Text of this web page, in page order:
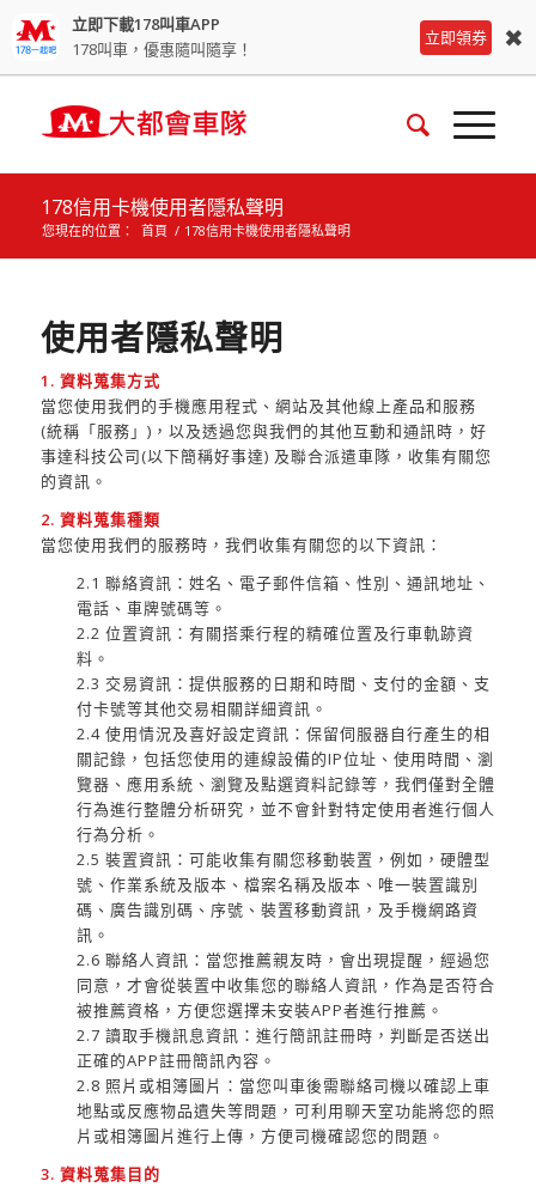
立即下載178叫車APP
178叫車，優惠隨叫隨享！
立即領券 ✖
178信用卡機使用者隱私聲明
您現在的位置： 首頁 / 178信用卡機使用者隱私聲明
使用者隱私聲明
1. 資料蒐集方式
當您使用我們的手機應用程式、網站及其他線上產品和服務
(統稱「服務」)，以及透過您與我們的其他互動和通訊時，好
事達科技公司(以下簡稱好事達) 及聯合派遣車隊，收集有關您
的資訊。
2. 資料蒐集種類
當您使用我們的服務時，我們收集有關您的以下資訊：
2.1 聯絡資訊：姓名、電子郵件信箱、性別、通訊地址、
電話、車牌號碼等。
2.2 位置資訊：有關搭乘行程的精確位置及行車軌跡資
料。
2.3 交易資訊：提供服務的日期和時間、支付的金額、支
付卡號等其他交易相關詳細資訊。
2.4 使用情況及喜好設定資訊：保留伺服器自行產生的相
關記錄，包括您使用的連線設備的IP位址、使用時間、瀏
覽器、應用系統、瀏覽及點選資料記錄等，我們僅對全體
行為進行整體分析研究，並不會針對特定使用者進行個人
行為分析。
2.5 裝置資訊：可能收集有關您移動裝置，例如，硬體型
號、作業系統及版本、檔案名稱及版本、唯一裝置識別
碼、廣告識別碼、序號、裝置移動資訊，及手機網路資
訊。
2.6 聯絡人資訊：當您推薦親友時，會出現提醒，經過您
同意，才會從裝置中收集您的聯絡人資訊，作為是否符合
被推薦資格，方便您選擇未安裝APP者進行推薦。
2.7 讀取手機訊息資訊：進行簡訊註冊時，判斷是否送出
正確的APP註冊簡訊內容。
2.8 照片或相簿圖片：當您叫車後需聯絡司機以確認上車
地點或反應物品遺失等問題，可利用聊天室功能將您的照
片或相簿圖片進行上傳，方便司機確認您的問題。
3. 資料蒐集目的